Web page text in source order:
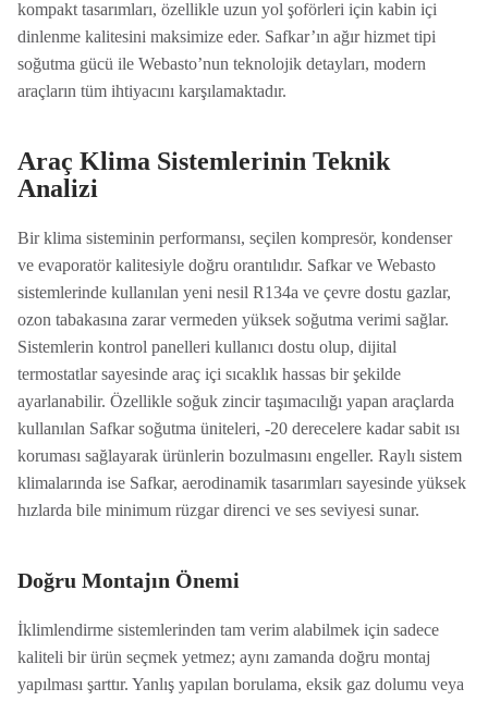
kompakt tasarımları, özellikle uzun yol şoförleri için kabin içi
dinlenme kalitesini maksimize eder. Safkar’ın ağır hizmet tipi
soğutma gücü ile Webasto’nun teknolojik detayları, modern
araçların tüm ihtiyacını karşılamaktadır.
Araç Klima Sistemlerinin Teknik
Analizi
Bir klima sisteminin performansı, seçilen kompresör, kondenser
ve evaporatör kalitesiyle doğru orantılıdır. Safkar ve Webasto
sistemlerinde kullanılan yeni nesil R134a ve çevre dostu gazlar,
ozon tabakasına zarar vermeden yüksek soğutma verimi sağlar.
Sistemlerin kontrol panelleri kullanıcı dostu olup, dijital
termostatlar sayesinde araç içi sıcaklık hassas bir şekilde
ayarlanabilir. Özellikle soğuk zincir taşımacılığı yapan araçlarda
kullanılan Safkar soğutma üniteleri, -20 derecelere kadar sabit ısı
koruması sağlayarak ürünlerin bozulmasını engeller. Raylı sistem
klimalarında ise Safkar, aerodinamik tasarımları sayesinde yüksek
hızlarda bile minimum rüzgar direnci ve ses seviyesi sunar.
Doğru Montajın Önemi
İklimlendirme sistemlerinden tam verim alabilmek için sadece
kaliteli bir ürün seçmek yetmez; aynı zamanda doğru montaj
yapılması şarttır. Yanlış yapılan borulama, eksik gaz dolumu veya